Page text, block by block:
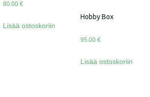
80.00€
Lisää ostoskoriin
Hobby Box
95.00 €
Lisää ostoskoriin